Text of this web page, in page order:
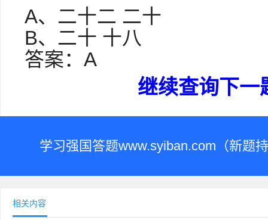
A、二十二 二十
B、二十 十八
答案：A
继续查询下一
学习强国答题www.syiban.com（新题
相关内容